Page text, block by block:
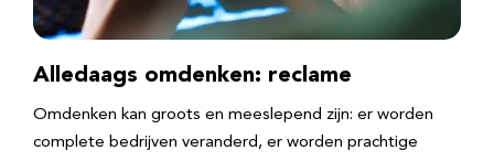
Alledaags omdenken: reclame
Omdenken kan groots en meeslepend zijn: er worden
complete bedrijven veranderd, er worden prachtige